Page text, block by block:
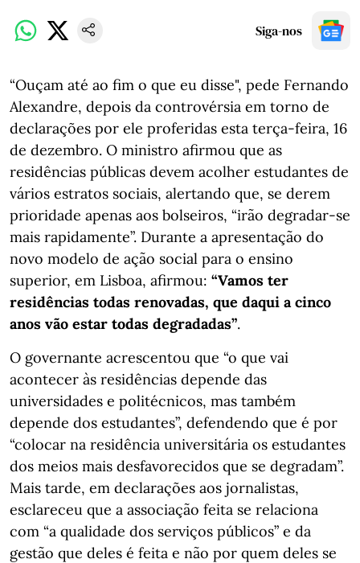
Siga-nos
“Ouçam até ao fim o que eu disse", pede Fernando
Alexandre, depois da controvérsia em torno de
declarações por ele proferidas esta terça-feira, 16
de dezembro. O ministro afirmou que as
residências públicas devem acolher estudantes de
vários estratos sociais, alertando que, se derem
prioridade apenas aos bolseiros, “irão degradar-se
mais rapidamente”. Durante a apresentação do
novo modelo de ação social para o ensino
superior, em Lisboa, afirmou: “Vamos ter
residências todas renovadas, que daqui a cinco
anos vão estar todas degradadas”.
O governante acrescentou que “o que vai
acontecer às residências depende das
universidades e politécnicos, mas também
depende dos estudantes”, defendendo que é por
“colocar na residência universitária os estudantes
dos meios mais desfavorecidos que se degradam”.
Mais tarde, em declarações aos jornalistas,
esclareceu que a associação feita se relaciona
com “a qualidade dos serviços públicos” e da
gestão que deles é feita e não por quem deles se